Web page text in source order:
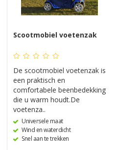
Scootmobiel voetenzak
De scootmobiel voetenzak is
een praktisch en
comfortabele beenbedekking
die u warm houdt.De
voetenza..
Universele maat
Wind en waterdicht
Snel aan te trekken